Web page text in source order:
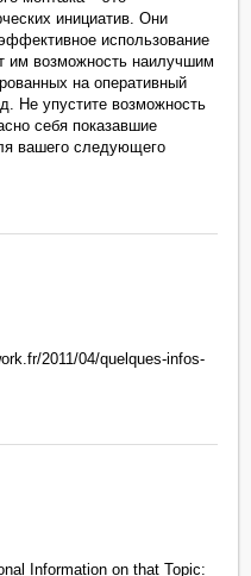
инициатив. Они
использование
им возможность наилучшим
на оперативный
Не упустите возможность
себя показавшие
вашего следующего
2011/04/quelques-infos-
Information on that Topic: